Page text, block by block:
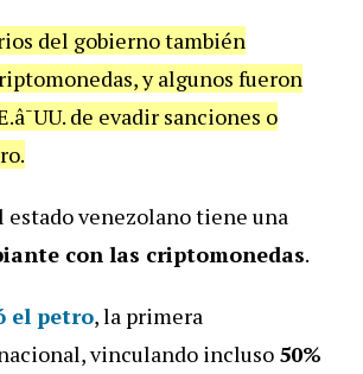
del gobierno también
y algunos fueron
de evadir sanciones o
estado venezolano tiene una
con las criptomonedas.
el petro, la primera
vinculando incluso 50%